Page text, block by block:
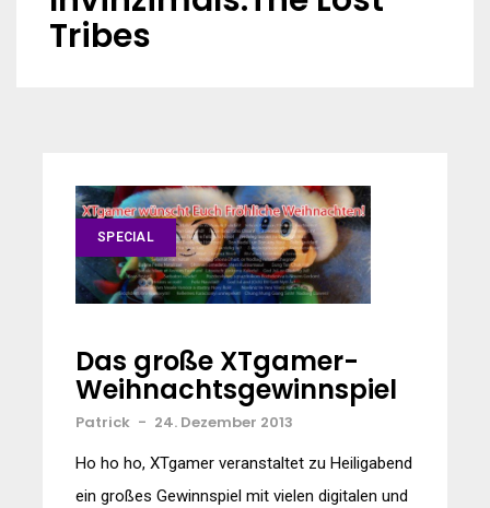
Tribes
SPECIAL
Das große XTgamer-
Weihnachtsgewinnspiel
Patrick - 24. Dezember 2013
Ho ho ho, XTgamer veranstaltet zu Heiligabend
ein großes Gewinnspiel mit vielen digitalen und